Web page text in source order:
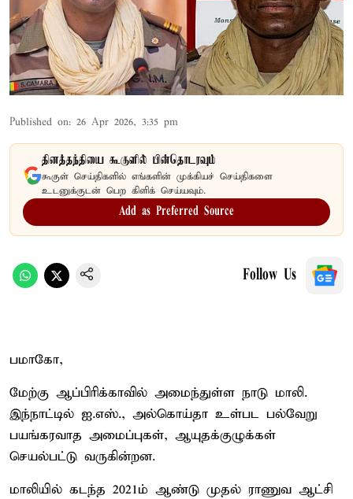
Published on: 26 Apr 2026, 3:35 pm
தினத்தந்தியை கூகுளில் பின்தொடரவும்
கூகுள் செய்திகளில் எங்களின் முக்கியச் செய்திகளை
உடனுக்குடன் பெற கிளிக் செய்யவும்.
Add as Preferred Source
Follow Us
பமாகோ,
மேற்கு ஆப்பிரிக்காவில் அமைந்துள்ள நாடு மாலி.
இந்நாட்டில் ஐ.எஸ்., அல்கொய்தா உள்பட பல்வேறு
பயங்கரவாத அமைப்புகள், ஆயுதக்குழுக்கள்
செயல்பட்டு வருகின்றன.
மாலியில் கடந்த 2021ம் ஆண்டு முதல் ராணுவ ஆட்சி